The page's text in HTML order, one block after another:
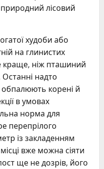
лісовий
худоби або
на глинистих
краще, ніж пташиний
Останні надто
обпалюють корені й
в умовах
норма для
перепрілого
із закладенням
вже можна сіяти
ще не дозрів, його